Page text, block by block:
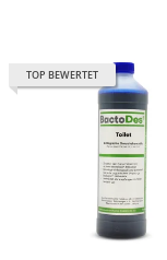
TOP BEWERTET